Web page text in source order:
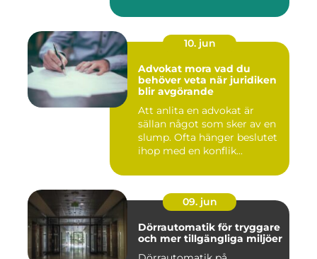
10. jun
Advokat mora vad du
behöver veta när juridiken
blir avgörande
Att anlita en advokat är
sällan något som sker av en
slump. Ofta hänger beslutet
ihop med en konflik...
09. jun
Dörrautomatik för tryggare
och mer tillgängliga miljöer